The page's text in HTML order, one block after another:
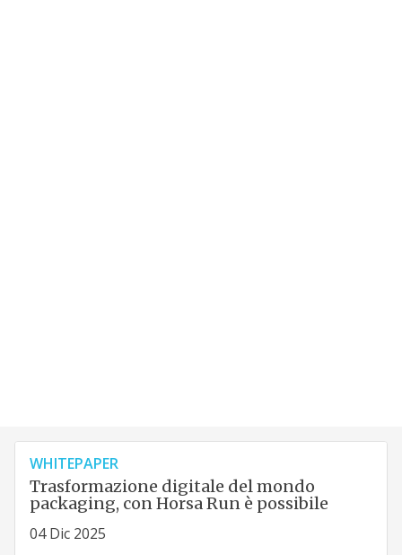
WHITEPAPER
Trasformazione digitale del mondo
packaging, con Horsa Run è possibile
04 Dic 2025